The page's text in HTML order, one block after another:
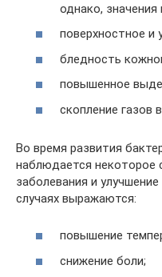
однако, значения
поверхностное и
бледность
повышенное
скопление газов
Во время развития
наблюдается некоторое
заболевания и
случаях выражаются:
повышение
снижение боли;